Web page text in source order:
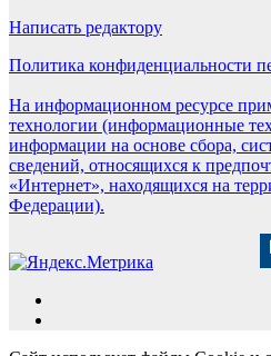
Написать редактору
Политика конфиденциальности
На информационном ресурсе
технологии (информационные
информации на основе сбора,
сведений, относящихся к
«Интернет», находящихся на
Федерации).